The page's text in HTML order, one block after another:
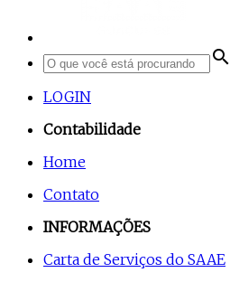
search
LOGIN
Contabilidade
Home
Contato
INFORMAÇÕES
Carta de Serviços do SAAE